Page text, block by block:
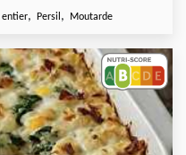
entier, Persil , Moutarde